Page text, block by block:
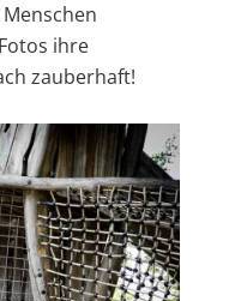
ihre
zauberhaft!